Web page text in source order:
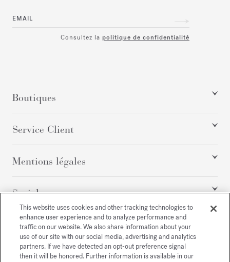
EMAIL
Consultez la politique de confidentialité
Boutiques
Service Client
Mentions légales
Social
Tous droits réservés
This website uses cookies and other tracking technologies to
enhance user experience and to analyze performance and
traffic on our website. We also share information about your
use of our site with our social media, advertising and analytics
partners. If we have detected an opt-out preference signal
then it will be honored. Further information is available in our